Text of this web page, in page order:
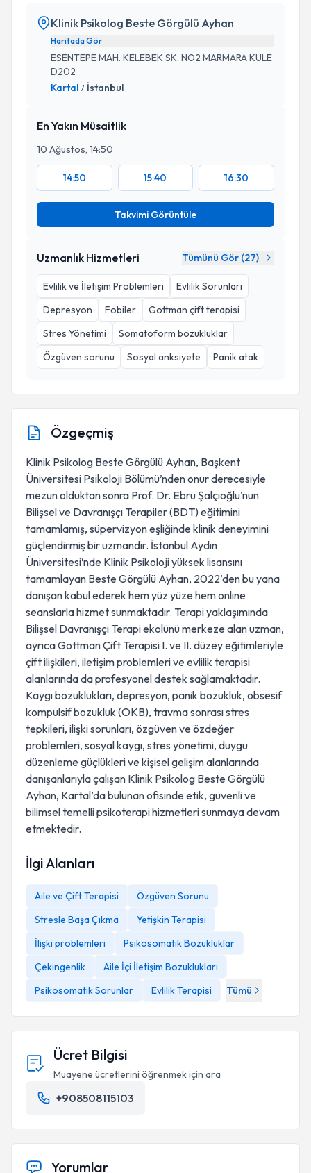
Klinik Psikolog Beste Görgülü Ayhan
Haritada Gör
ESENTEPE MAH. KELEBEK SK. NO2 MARMARA KULE
D202
Kartal / İstanbul
En Yakın Müsaitlik
10 Ağustos, 14:50
14:50 15:40 16:30
Takvimi Görüntüle
Uzmanlık Hizmetleri Tümünü Gör (27)
Evlilik ve İletişim Problemleri
Evlilik Sorunları
Depresyon
Fobiler
Gottman çift terapisi
Stres Yönetimi
Somatoform bozukluklar
Özgüven sorunu
Sosyal anksiyete Panik atak
Özgeçmiş
Klinik Psikolog Beste Görgülü Ayhan, Başkent
Üniversitesi Psikoloji Bölümü’nden onur derecesiyle
mezun olduktan sonra Prof. Dr. Ebru Şalçıoğlu’nun
Bilişsel ve Davranışçı Terapiler (BDT) eğitimini
tamamlamış, süpervizyon eşliğinde klinik deneyimini
güçlendirmiş bir uzmandır. İstanbul Aydın
Üniversitesi’nde Klinik Psikoloji yüksek lisansını
tamamlayan Beste Görgülü Ayhan, 2022’den bu yana
danışan kabul ederek hem yüz yüze hem online
seanslarla hizmet sunmaktadır. Terapi yaklaşımında
Bilişsel Davranışçı Terapi ekolünü merkeze alan uzman,
ayrıca Gottman Çift Terapisi I. ve II. düzey eğitimleriyle
çift ilişkileri, iletişim problemleri ve evlilik terapisi
alanlarında da profesyonel destek sağlamaktadır.
Kaygı bozuklukları, depresyon, panik bozukluk, obsesif
kompulsif bozukluk (OKB), travma sonrası stres
tepkileri, ilişki sorunları, özgüven ve özdeğer
problemleri, sosyal kaygı, stres yönetimi, duygu
düzenleme güçlükleri ve kişisel gelişim alanlarında
danışanlarıyla çalışan Klinik Psikolog Beste Görgülü
Ayhan, Kartal’da bulunan ofisinde etik, güvenli ve
bilimsel temelli psikoterapi hizmetleri sunmaya devam
etmektedir.
İlgi Alanları
Aile ve Çift Terapisi
Özgüven Sorunu
Stresle Başa Çıkma
Yetişkin Terapisi
İlişki problemleri
Psikosomatik Bozukluklar
Çekingenlik
Aile İçi İletişim Bozuklukları
Psikosomatik Sorunlar
Evlilik Terapisi Tümü
Ücret Bilgisi
Muayene ücretlerini öğrenmek için ara
+908508115103
Yorumlar